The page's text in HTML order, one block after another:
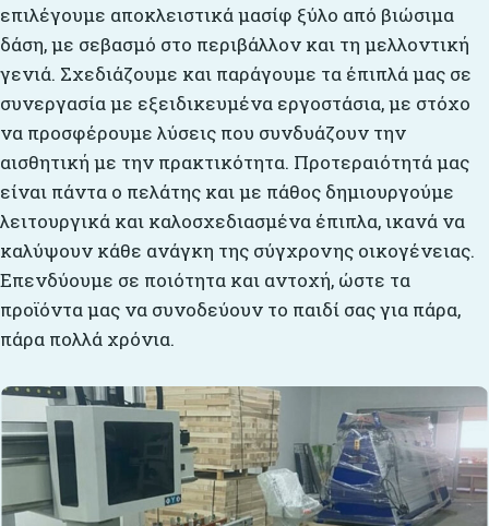
επιλέγουμε αποκλειστικά μασίφ ξύλο από βιώσιμα
δάση, με σεβασμό στο περιβάλλον και τη μελλοντική
γενιά. Σχεδιάζουμε και παράγουμε τα έπιπλά μας σε
συνεργασία με εξειδικευμένα εργοστάσια, με στόχο
να προσφέρουμε λύσεις που συνδυάζουν την
αισθητική με την πρακτικότητα. Προτεραιότητά μας
είναι πάντα ο πελάτης και με πάθος δημιουργούμε
λειτουργικά και καλοσχεδιασμένα έπιπλα, ικανά να
καλύψουν κάθε ανάγκη της σύγχρονης οικογένειας.
Επενδύουμε σε ποιότητα και αντοχή, ώστε τα
προϊόντα μας να συνοδεύουν το παιδί σας για πάρα,
πάρα πολλά χρόνια.